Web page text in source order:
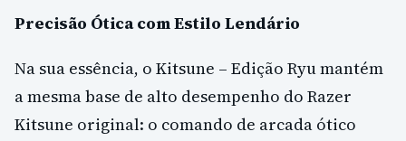
Precisão Ótica com Estilo Lendário
Na sua essência, o Kitsune – Edição Ryu mantém
a mesma base de alto desempenho do Razer
Kitsune original: o comando de arcada ótico